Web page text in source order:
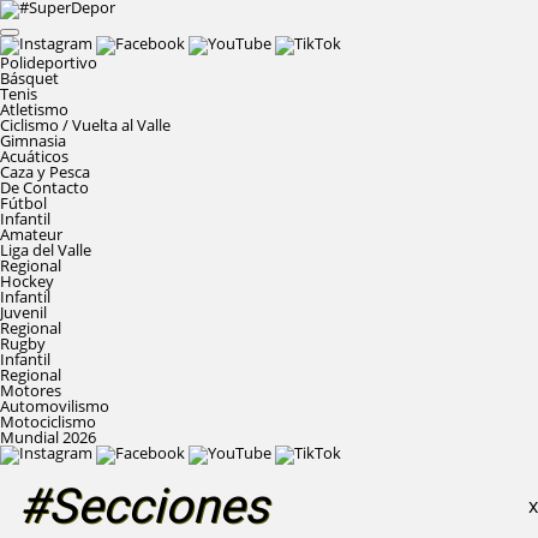
Polideportivo
Básquet
Tenis
Atletismo
Ciclismo / Vuelta al Valle
Gimnasia
Acuáticos
Caza y Pesca
De Contacto
Fútbol
Infantil
Amateur
Liga del Valle
Regional
Hockey
Infantil
Juvenil
Regional
Rugby
Infantil
Regional
Motores
Automovilismo
Motociclismo
Mundial 2026
#Secciones X